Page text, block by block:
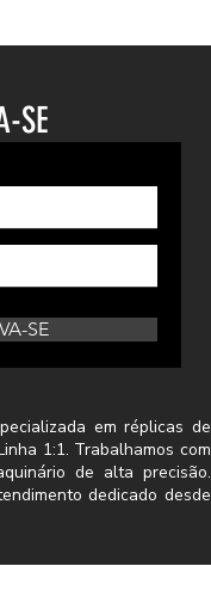
SE
SE
em réplicas de
1:1. Trabalhamos com
de alta precisão.
dedicado desde